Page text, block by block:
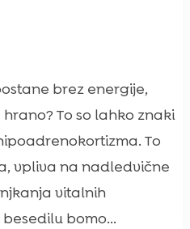
brez energije,
To so lahko znaki
To
vpliva na nadledvične
vitalnih
bomo...